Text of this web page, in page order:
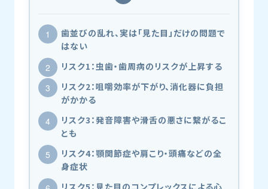
歯並びの乱れ、実は「見た目」だけの問題で
はない
リスク1：虫歯・歯周病のリスクが上昇する
リスク2：咀嚼効率が下がり、消化器に負担
がかかる
リスク3：発音障害や滑舌の悪さに繋がるこ
とも
リスク4：顎関節症や肩こり・頭痛などの全
身症状